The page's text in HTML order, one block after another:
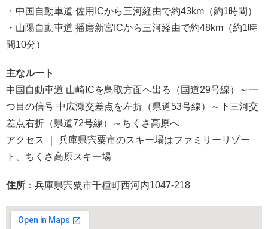
・中国自動車道 佐用ICから三河経由で約43km（約1時間）
・山陽自動車道 播磨新宮ICから三河経由で約48km（約1時
間10分）
主なルート
中国自動車道 山崎ICを鳥取方面へ出る（国道29号線）～一
つ目の信号 中広瀬交差点を左折（県道53号線）～下三河交
差点右折（県道72号線）～ちくさ高原へ
アクセス ｜ 兵庫県宍粟市のスキー場はファミリーリゾー
ト、ちくさ高原スキー場
住所 ：兵庫県宍粟市千種町西河内1047-218